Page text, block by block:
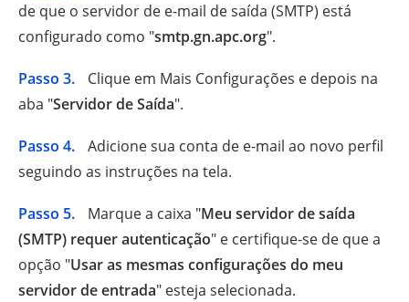
de que o servidor de e-mail de saída (SMTP) está
configurado como "smtp.gn.apc.org".
Passo 3.
Clique em Mais Configurações e depois na
aba "Servidor de Saída".
Passo 4.
Adicione sua conta de e-mail ao novo perfil
seguindo as instruções na tela.
Passo 5. Marque a caixa "Meu servidor de saída
(SMTP) requer autenticação" e certifique-se de que a
opção "Usar as mesmas configurações do meu
servidor de entrada" esteja selecionada.